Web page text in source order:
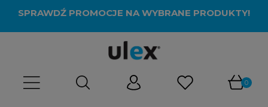
SPRAWDŹ PROMOCJE NA WYBRANE PRODUKTY!